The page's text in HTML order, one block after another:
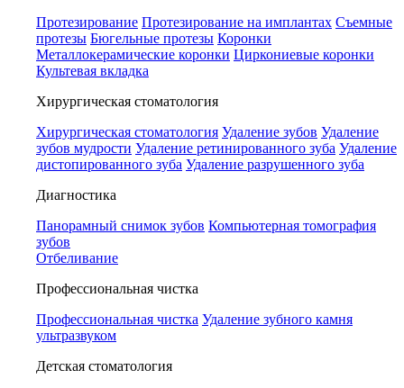
Протезирование Протезирование на имплантах Съемные
протезы Бюгельные протезы Коронки
Металлокерамические коронки Циркониевые коронки
Культевая вкладка
Хирургическая стоматология
Хирургическая стоматология Удаление зубов Удаление
зубов мудрости Удаление ретинированного зуба Удаление
дистопированного зуба Удаление разрушенного зуба
Диагностика
Панорамный снимок зубов Компьютерная томография
зубов
Отбеливание
Профессиональная чистка
Профессиональная чистка Удаление зубного камня
ультразвуком
Детская стоматология